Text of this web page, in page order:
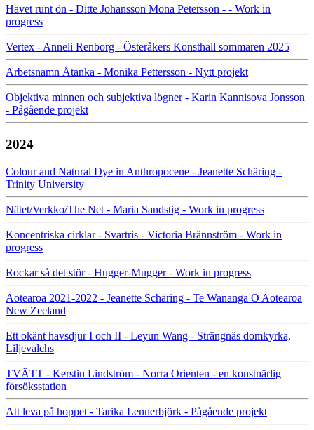
Havet runt ön - Ditte Johansson Mona Petersson - - Work in
progress
Vertex - Anneli Renborg - Österåkers Konsthall sommaren 2025
Arbetsnamn Åtanka - Monika Pettersson - Nytt projekt
Objektiva minnen och subjektiva lögner - Karin Kannisova Jonsson
- Pågående projekt
2024
Colour and Natural Dye in Anthropocene - Jeanette Schäring -
Trinity University
Nätet/Verkko/The Net - Maria Sandstig - Work in progress
Koncentriska cirklar - Svartris - Victoria Brännström - Work in
progress
Rockar så det stör - Hugger-Mugger - Work in progress
Aotearoa 2021-2022 - Jeanette Schäring - Te Wananga O Aotearoa
New Zeeland
Ett okänt havsdjur I och II - Leyun Wang - Strängnäs domkyrka,
Liljevalchs
TVÄTT - Kerstin Lindström - Norra Orienten - en konstnärlig
försöksstation
Att leva på hoppet - Tarika Lennerbjörk - Pågående projekt